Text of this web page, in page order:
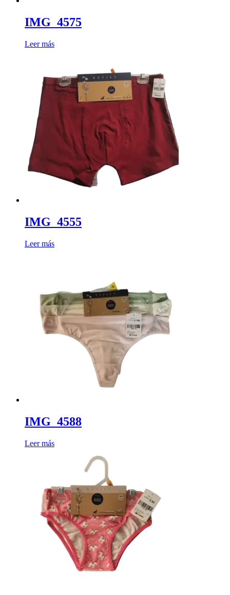
IMG_4575
Leer más
IMG_4555
Leer más
IMG_4588
Leer más